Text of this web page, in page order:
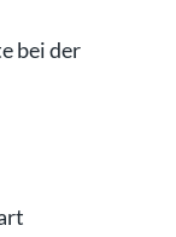
bei der